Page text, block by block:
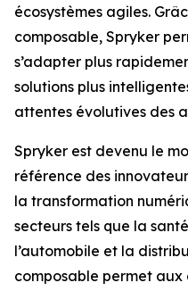
écosystèmes agiles.
composable, Spryker
s’adapter plus
solutions plus
attentes évolutives des
Spryker est devenu le
référence des
la transformation
secteurs tels que la
l’automobile et la
composable permet